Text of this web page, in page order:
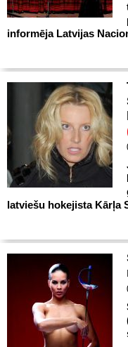
informēja Latvijas
latviešu hokejista Kārļa